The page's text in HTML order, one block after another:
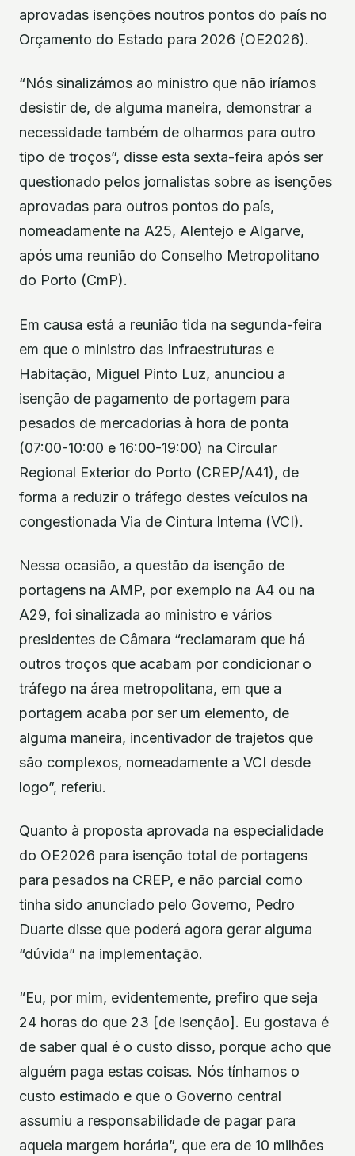
aprovadas isenções noutros pontos do país no
Orçamento do Estado para 2026 (OE2026).
“Nós sinalizámos ao ministro que não iríamos
desistir de, de alguma maneira, demonstrar a
necessidade também de olharmos para outro
tipo de troços”, disse esta sexta-feira após ser
questionado pelos jornalistas sobre as isenções
aprovadas para outros pontos do país,
nomeadamente na A25, Alentejo e Algarve,
após uma reunião do Conselho Metropolitano
do Porto (CmP).
Em causa está a reunião tida na segunda-feira
em que o ministro das Infraestruturas e
Habitação, Miguel Pinto Luz, anunciou a
isenção de pagamento de portagem para
pesados de mercadorias à hora de ponta
(07:00-10:00 e 16:00-19:00) na Circular
Regional Exterior do Porto (CREP/A41), de
forma a reduzir o tráfego destes veículos na
congestionada Via de Cintura Interna (VCI).
Nessa ocasião, a questão da isenção de
portagens na AMP, por exemplo na A4 ou na
A29, foi sinalizada ao ministro e vários
presidentes de Câmara “reclamaram que há
outros troços que acabam por condicionar o
tráfego na área metropolitana, em que a
portagem acaba por ser um elemento, de
alguma maneira, incentivador de trajetos que
são complexos, nomeadamente a VCI desde
logo”, referiu.
Quanto à proposta aprovada na especialidade
do OE2026 para isenção total de portagens
para pesados na CREP, e não parcial como
tinha sido anunciado pelo Governo, Pedro
Duarte disse que poderá agora gerar alguma
“dúvida” na implementação.
“Eu, por mim, evidentemente, prefiro que seja
24 horas do que 23 [de isenção]. Eu gostava é
de saber qual é o custo disso, porque acho que
alguém paga estas coisas. Nós tínhamos o
custo estimado e que o Governo central
assumiu a responsabilidade de pagar para
aquela margem horária”, que era de 10 milhões